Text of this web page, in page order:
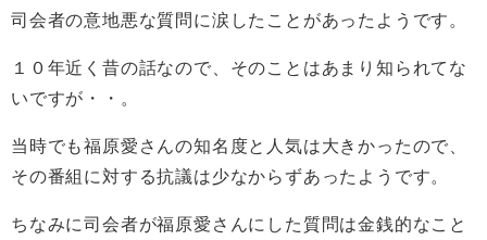
司会者の意地悪な質問に涙したことがあったようです。
１０年近く昔の話なので、そのことはあまり知られてな
いですが・・。
当時でも福原愛さんの知名度と人気は大きかったので、
その番組に対する抗議は少なからずあったようです。
ちなみに司会者が福原愛さんにした質問は金銭的なこと